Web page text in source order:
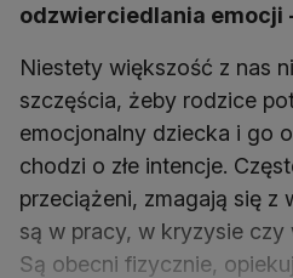
odzwierciedlania emocji
Niestety większość z nas
szczęścia, żeby rodzice
emocjonalny dziecka i go
chodzi o złe intencje.
przeciążeni, zmagają się z
są w pracy, w kryzysie czy
Są obecni fizycznie,